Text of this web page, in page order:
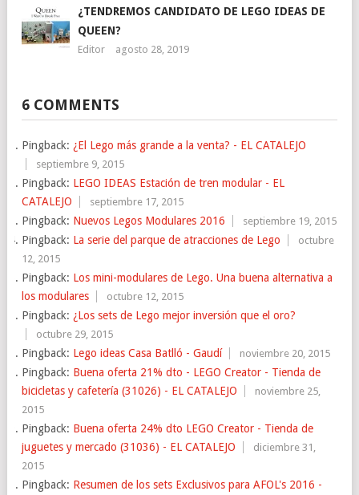
¿TENDREMOS CANDIDATO DE LEGO IDEAS DE
QUEEN?
Editor agosto 28, 2019
6 COMMENTS
Pingback: ¿El Lego más grande a la venta? - EL CATALEJO
septiembre 9, 2015
Pingback: LEGO IDEAS Estación de tren modular - EL
CATALEJO
septiembre 17, 2015
Pingback: Nuevos Legos Modulares 2016 septiembre 19, 2015
Pingback: La serie del parque de atracciones de Lego
octubre
12, 2015
Pingback: Los mini-modulares de Lego. Una buena alternativa a
los modulares
octubre 12, 2015
Pingback: ¿Los sets de Lego mejor inversión que el oro?
octubre 29, 2015
Pingback: Lego ideas Casa Batlló - Gaudí noviembre 20, 2015
Pingback: Buena oferta 21% dto - LEGO Creator - Tienda de
bicicletas y cafetería (31026) - EL CATALEJO
noviembre 25,
2015
Pingback: Buena oferta 24% dto LEGO Creator - Tienda de
juguetes y mercado (31036) - EL CATALEJO
diciembre 31,
2015
Pingback: Resumen de los sets Exclusivos para AFOL's 2016 -